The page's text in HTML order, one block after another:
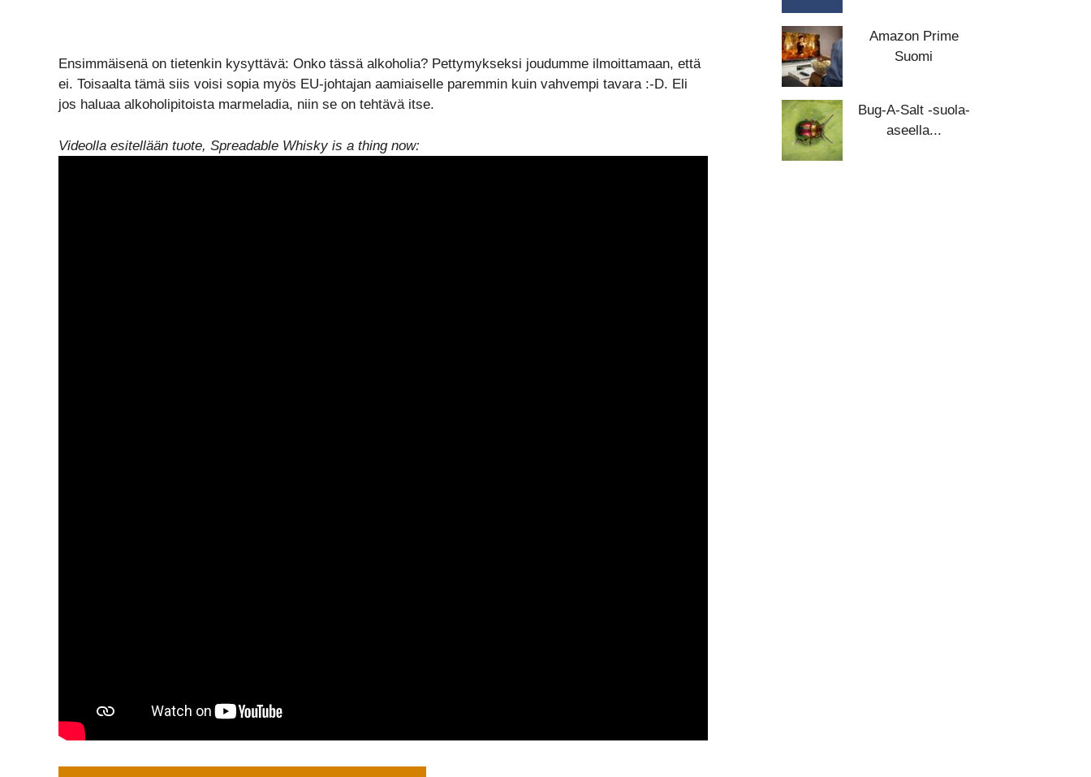
Ensimmäisenä on tietenkin kysyttävä: Onko tässä alkoholia? Pettymykseksi joudumme ilmoittamaan, että
ei. Toisaalta tämä siis voisi sopia myös EU-johtajan aamiaiselle paremmin kuin vahvempi tavara :-D. Eli
jos haluaa alkoholipitoista marmeladia, niin se on tehtävä itse.
Videolla esitellään tuote, Spreadable Whisky is a thing now:
Amazon Prime
Suomi
Bug-A-Salt -suola-
aseella...